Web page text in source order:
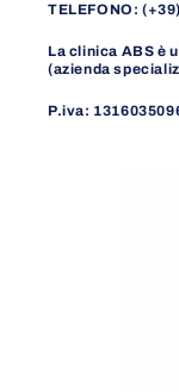
TELEFONO:
La clinica ABS è
(azienda
P.iva: